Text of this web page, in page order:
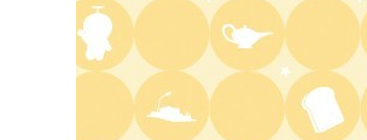
深夜 1:52
全力坂